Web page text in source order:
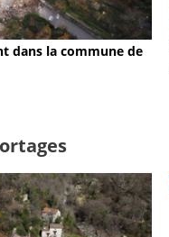
dans la commune de